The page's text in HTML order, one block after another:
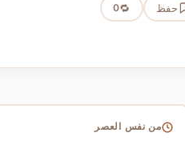
حفظ 🔁
0
من نفس العصر